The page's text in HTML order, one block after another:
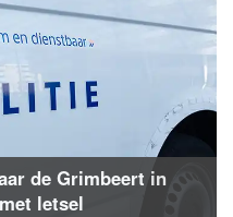
de Grimbeert in
letsel